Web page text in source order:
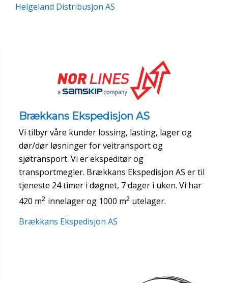
Helgeland Distribusjon AS
Brækkans Ekspedisjon AS
Vi tilbyr våre kunder lossing, lasting, lager og
dør/dør løsninger for veitransport og
sjøtransport. Vi er ekspeditør og
transportmegler. Brækkans Ekspedisjon AS er til
tjeneste 24 timer i døgnet, 7 dager i uken. Vi har
420 m2 innelager og 1000 m2 utelager.
Brækkans Ekspedisjon AS